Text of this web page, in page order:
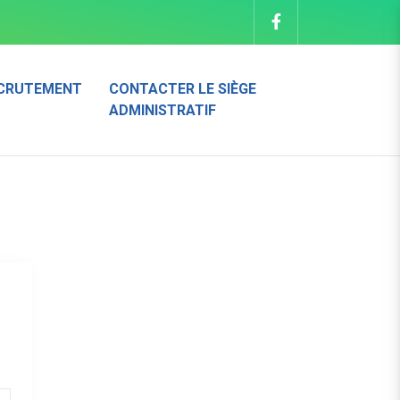
CONTACTER LE SIÈGE
ADMINISTRATIF